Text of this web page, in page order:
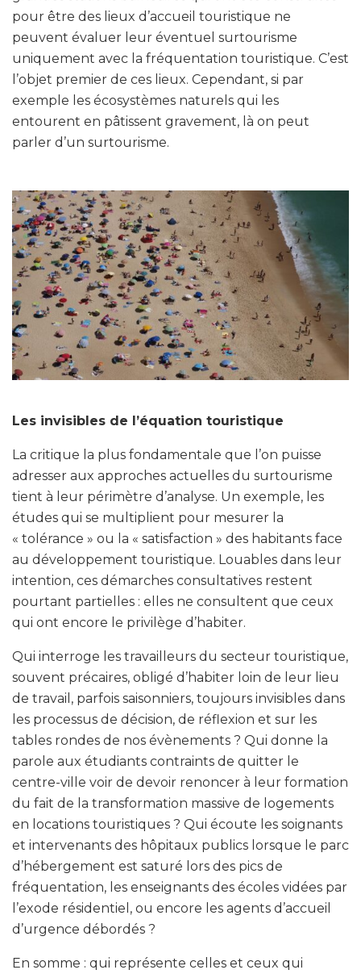
pour être des lieux d’accueil touristique ne
peuvent évaluer leur éventuel surtourisme
uniquement avec la fréquentation touristique. C’est
l’objet premier de ces lieux. Cependant, si par
exemple les écosystèmes naturels qui les
entourent en pâtissent gravement, là on peut
parler d’un surtourisme.
Les invisibles de l’équation touristique
La critique la plus fondamentale que l’on puisse
adresser aux approches actuelles du surtourisme
tient à leur périmètre d’analyse. Un exemple, les
études qui se multiplient pour mesurer la
« tolérance » ou la « satisfaction » des habitants face
au développement touristique. Louables dans leur
intention, ces démarches consultatives restent
pourtant partielles : elles ne consultent que ceux
qui ont encore le privilège d’habiter.
Qui interroge les travailleurs du secteur touristique,
souvent précaires, obligé d’habiter loin de leur lieu
de travail, parfois saisonniers, toujours invisibles dans
les processus de décision, de réflexion et sur les
tables rondes de nos évènements ? Qui donne la
parole aux étudiants contraints de quitter le
centre-ville voir de devoir renoncer à leur formation
du fait de la transformation massive de logements
en locations touristiques ? Qui écoute les soignants
et intervenants des hôpitaux publics lorsque le parc
d’hébergement est saturé lors des pics de
fréquentation, les enseignants des écoles vidées par
l’exode résidentiel, ou encore les agents d’accueil
d’urgence débordés ?
En somme : qui représente celles et ceux qui